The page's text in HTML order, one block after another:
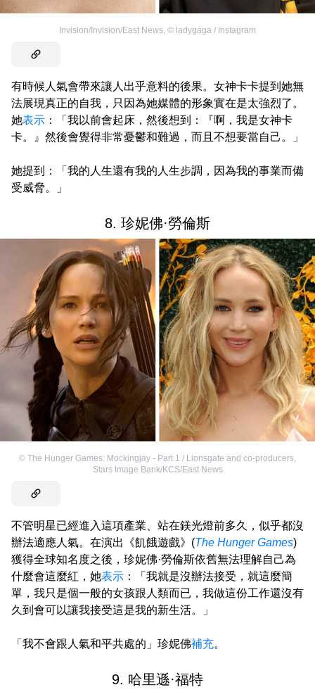
Invision/Invision/East News, © ladygaga / Instagram
有時候人氣會帶來讓人出乎意料的後果。女神卡卡提到她無
法展現真正的自我，只因為她媒體的形象實在是太強烈了。
她表示 ：「我以前會起床，然後想到：『啊，我是女神卡
卡。』然後會覺得非常憂鬱和難過，而且不想要當自己。」
她提到：「我的人生還有我的人生步調，因為我的事業而備
受威脅。」
8. 珍妮佛·勞倫斯
© The Hunger Games: Mockingjay - Part 1 / Lionsgate and co-producers,
Stars Image Bank/KCS/East News
不管明星已經進入這項產業、站在鎂光燈前多久，似乎都沒
辦法適應人氣。在演出《飢餓遊戲》(The Hunger Games)
獲得全球知名度之後，珍妮佛·勞倫斯依舊無法理解自己為
什麼會這麼紅，她表示 ：「我就是沒辦法接受，就這麼簡
單，我只是個一般的女孩跟人類而已，我做這份工作還沒有
久到會可以讓我接受這是我的新生活。」
「我不會跟人氣和平共處的」珍妮佛補充。
9. 哈里遜·福特